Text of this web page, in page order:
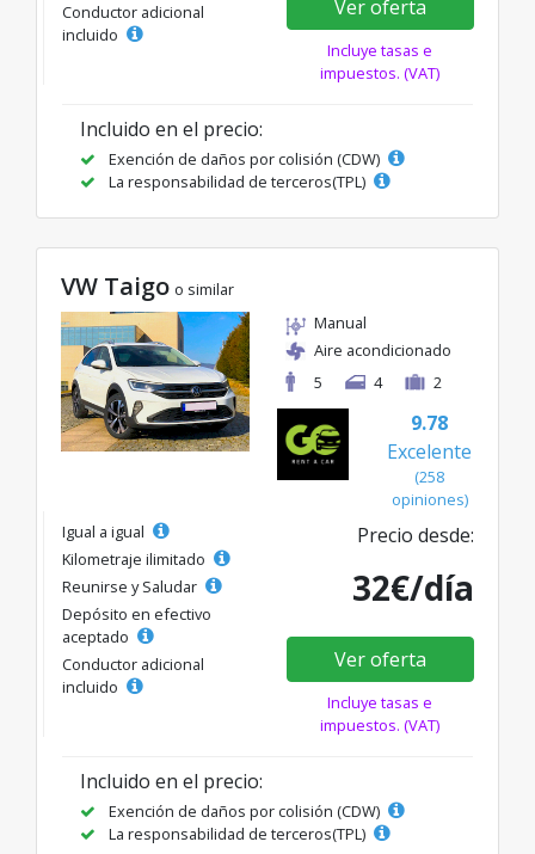
Conductor adicional
incluido
Ver oferta
Incluye tasas e
impuestos. (VAT)
Incluido en el precio:
Exención de daños por colisión (CDW)
La responsabilidad de terceros(TPL)
VW Taigo o similar
Manual
Aire acondicionado
5
4 2
9.78
Excelente
(258
opiniones)
Igual a igual
Kilometraje ilimitado
Reunirse y Saludar
Depósito en efectivo
aceptado
Conductor adicional
incluido
Precio desde:
32€/día
Ver oferta
Incluye tasas e
impuestos. (VAT)
Incluido en el precio:
Exención de daños por colisión (CDW)
La responsabilidad de terceros(TPL)